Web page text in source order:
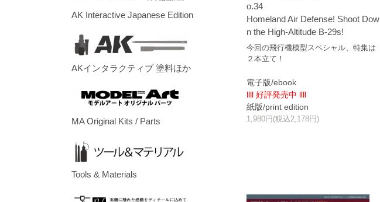
o.34
Homeland Air Defense! Shoot Dow
n the High-Altitude B-29s!
今回の飛行機模型スペシャル、特集は
２本立て！
電子版/ebook
llll 好評発売中 llll
紙版/print edition
1,980円(税込2,178円)
AK Interactive Japanese Edition
AKインタラクティブ 塗料ほか
MA Original Kits / Parts
Tools & Materials